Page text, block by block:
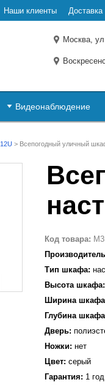
Наши клиенты Доставка
Москва,
Видеонаблюдение
12U > Всепогодный уличный
Код товара:
Тип шкафа:
Высота шкафа:
Ширина
Глубина
Дверь:
Ножки: нет
Цвет: серый
Гарантия: 1 год